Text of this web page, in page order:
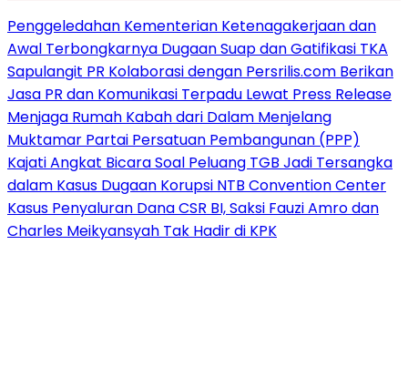
Penggeledahan Kementerian Ketenagakerjaan dan
Awal Terbongkarnya Dugaan Suap dan Gatifikasi TKA
Sapulangit PR Kolaborasi dengan Persrilis.com Berikan
Jasa PR dan Komunikasi Terpadu Lewat Press Release
Menjaga Rumah Kabah dari Dalam Menjelang
Muktamar Partai Persatuan Pembangunan (PPP)
Kajati Angkat Bicara Soal Peluang TGB Jadi Tersangka
dalam Kasus Dugaan Korupsi NTB Convention Center
Kasus Penyaluran Dana CSR BI, Saksi Fauzi Amro dan
Charles Meikyansyah Tak Hadir di KPK